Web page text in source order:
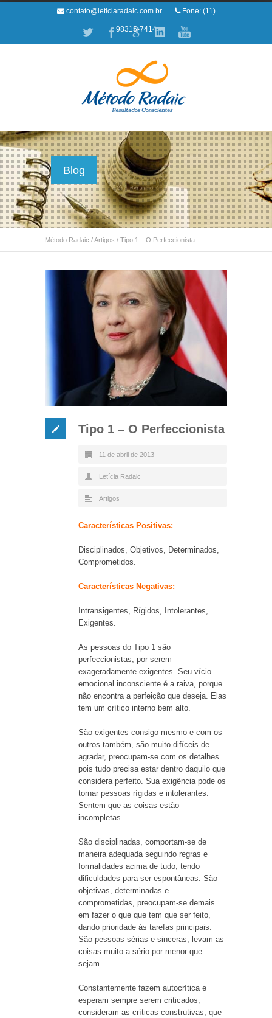
contato@leticiaradaic.com.br Fone: (11)
98315-7414
Blog
Método Radaic /Artigos / Tipo 1 – O Perfeccionista
Tipo 1 – O Perfeccionista
11 de abril de 2013
Letícia Radaic
Artigos
Características Positivas:
Disciplinados, Objetivos, Determinados,
Comprometidos.
Características Negativas:
Intransigentes, Rígidos, Intolerantes,
Exigentes.
As pessoas do Tipo 1 são
perfeccionistas, por serem
exageradamente exigentes. Seu vício
emocional inconsciente é a raiva, porque
não encontra a perfeição que deseja. Elas
tem um crítico interno bem alto.
São exigentes consigo mesmo e com os
outros também, são muito difíceis de
agradar, preocupam-se com os detalhes
pois tudo precisa estar dentro daquilo que
considera perfeito. Sua exigência pode os
tornar pessoas rígidas e intolerantes.
Sentem que as coisas estão
incompletas.
São disciplinadas, comportam-se de
maneira adequada seguindo regras e
formalidades acima de tudo, tendo
dificuldades para ser espontâneas. São
objetivas, determinadas e
comprometidas, preocupam-se demais
em fazer o que que tem que ser feito,
dando prioridade às tarefas principais.
São pessoas sérias e sinceras, levam as
coisas muito a sério por menor que
sejam.
Constantemente fazem autocrítica e
esperam sempre serem criticados,
consideram as críticas construtivas, que